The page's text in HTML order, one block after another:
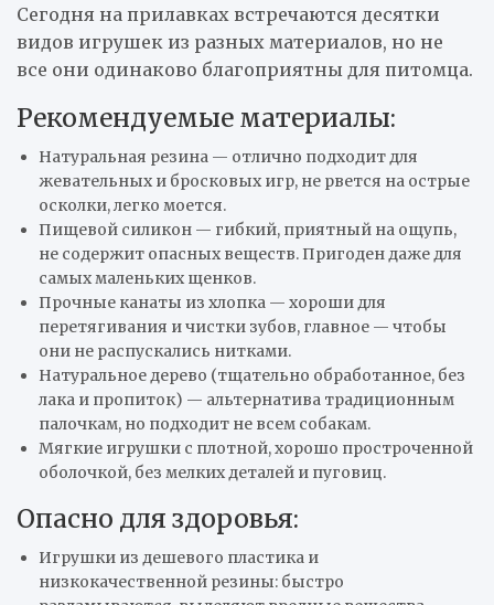
Сегодня на прилавках встречаются десятки
видов игрушек из разных материалов, но не
все они одинаково благоприятны для питомца.
Рекомендуемые материалы:
Натуральная резина — отлично подходит для
жевательных и бросковых игр, не рвется на острые
осколки, легко моется.
Пищевой силикон — гибкий, приятный на ощупь,
не содержит опасных веществ. Пригоден даже для
самых маленьких щенков.
Прочные канаты из хлопка — хороши для
перетягивания и чистки зубов, главное — чтобы
они не распускались нитками.
Натуральное дерево (тщательно обработанное, без
лака и пропиток) — альтернатива традиционным
палочкам, но подходит не всем собакам.
Мягкие игрушки с плотной, хорошо простроченной
оболочкой, без мелких деталей и пуговиц.
Опасно для здоровья:
Игрушки из дешевого пластика и
низкокачественной резины: быстро